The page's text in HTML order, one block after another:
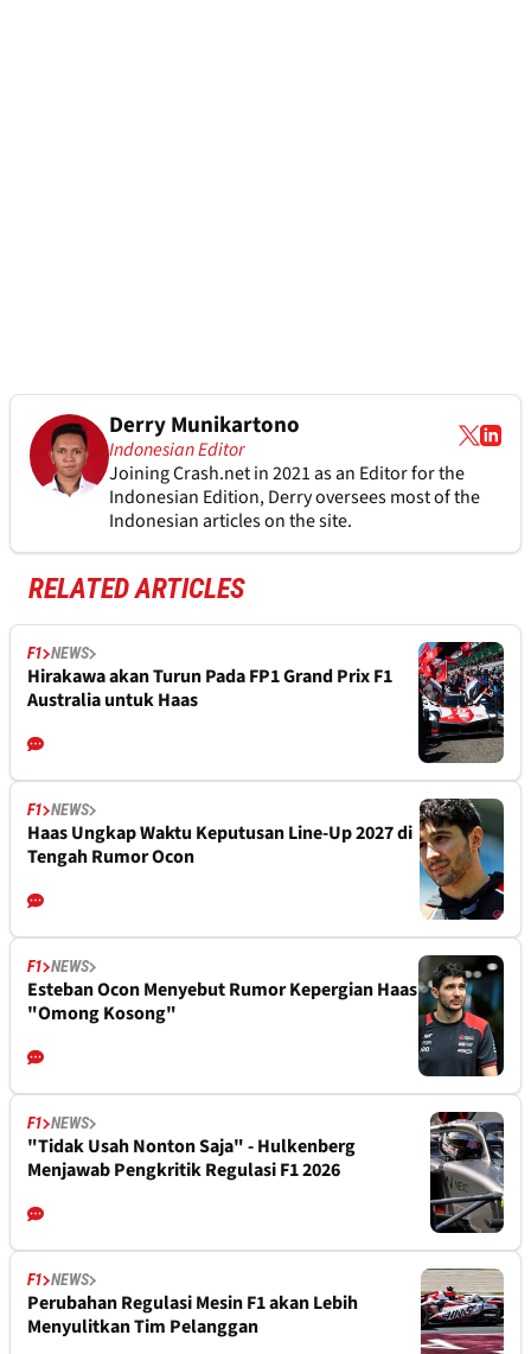
Derry Munikartono
Indonesian Editor
Joining Crash.net in 2021 as an Editor for the
Indonesian Edition, Derry oversees most of the
Indonesian articles on the site.
RELATED ARTICLES
F1 NEWS
Hirakawa akan Turun Pada FP1 Grand Prix F1
Australia untuk Haas
F1 NEWS
Haas Ungkap Waktu Keputusan Line-Up 2027 di
Tengah Rumor Ocon
F1 NEWS
Esteban Ocon Menyebut Rumor Kepergian Haas
"Omong Kosong"
F1 NEWS
"Tidak Usah Nonton Saja" - Hulkenberg
Menjawab Pengkritik Regulasi F1 2026
F1 NEWS
Perubahan Regulasi Mesin F1 akan Lebih
Menyulitkan Tim Pelanggan